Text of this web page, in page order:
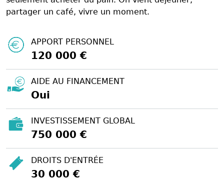
partager un café, vivre un moment.
APPORT PERSONNEL
120 000 €
AIDE AU FINANCEMENT
Oui
INVESTISSEMENT GLOBAL
750 000 €
DROITS D'ENTRÉE
30 000 €